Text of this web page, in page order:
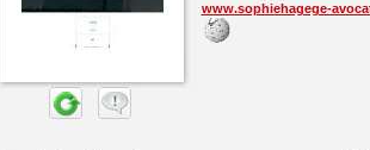
www.sophiehagege-